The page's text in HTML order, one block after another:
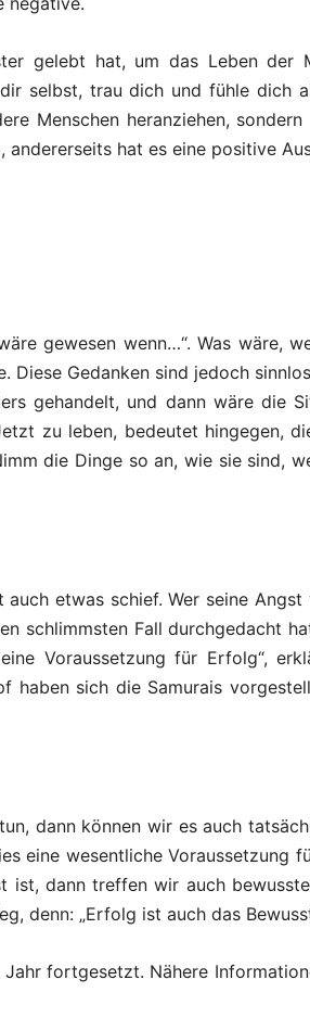
gelebt hat, um das Leben
selbst, trau dich und fühle dich
Menschen heranziehen,
hat es eine positive
gewesen wenn…“. Was wäre,
Gedanken sind jedoch
gehandelt, und dann wäre die
zu leben, bedeutet hingegen,
die Dinge so an, wie sie sind,
etwas schief. Wer seine
schlimmsten Fall durchgedacht
Voraussetzung für Erfolg“,
haben sich die Samurais
dann können wir es auch
eine wesentliche Voraussetzung
dann treffen wir auch
denn: „Erfolg ist auch das
fortgesetzt. Nähere